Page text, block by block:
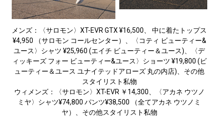
メンズ：〈サロモン〉XT-EVR GTX ¥16,500、 中に着たトップス
¥4,950 （サロモン コールセンター）、〈コティ ビューティー&
ユース〉シャツ ¥25,960 (エイチ ビューティー＆ユース)、〈デ
ィッキーズ フォー ビューティー&ユース〉ショーツ ¥19,800 (ビ
ューティー＆ユース ユナイテッドアローズ 丸の内店)、その他
スタイリスト私物
ウィメンズ：〈サロモン〉XT-EVR ￥14,300、〈アカネ ウツノ
ミヤ〉シャツ¥74,800 パンツ¥38,500 （全てアカネ ウツノミ
ヤ）、その他スタイリスト私物